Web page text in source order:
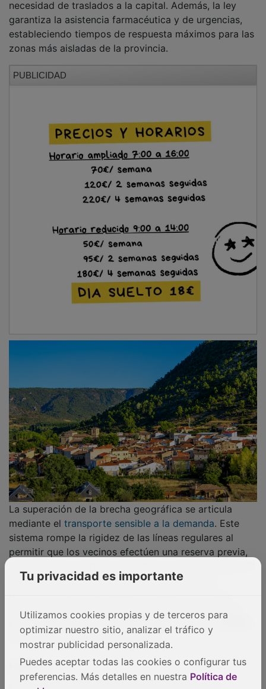
La superación de la brecha geográfica se articula
transporte sensible a la demanda
. Este
sistema rompe la rigidez de las líneas regulares al
permitir que los vecinos efectúen una reserva previa,
servicio adapta su itinerario en función de las
necesidades reales de los usuarios, facilitando el
acceso a cabeceras comarcales para citas médicas
especializadas, gestiones en las oficinas de laJCCMo
servicios comerciales y culturales.
Mediación
El avance del repoblamiento en Guadalajara se
sustenta en una red asociativa que actúa como puente
entre la normativa institucional y la realidad social del
territorio. En este ecosistema destaca la labor de la
asociaciónRumbo Rural, una plataforma integrada por
jóvenes profesionales vinculados al Alto Tajo que ha
diseñado la Agenda Rural 2030 . Este documento
estratégico no solo persigue atraer talento externo,
sino transformar la estructura productiva local
capital intelectual joven en el entorno rural.
Tu privacidad es importante
Utilizamos cookies propias y de terceros para
optimizar nuestro sitio, analizar el tráfico y
mostrar publicidad personalizada.
Puedes aceptar todas las cookies o configurar tus
preferencias. Más detalles en nuestra Política de